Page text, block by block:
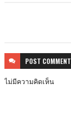
POST COMMENT
ไม่มีความคิดเห็น